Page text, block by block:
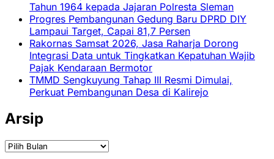
Tahun 1964 kepada Jajaran Polresta Sleman
Progres Pembangunan Gedung Baru DPRD DIY
Lampaui Target, Capai 81,7 Persen
Rakornas Samsat 2026, Jasa Raharja Dorong
Integrasi Data untuk Tingkatkan Kepatuhan Wajib
Pajak Kendaraan Bermotor
TMMD Sengkuyung Tahap III Resmi Dimulai,
Perkuat Pembangunan Desa di Kalirejo
Arsip
Arsip